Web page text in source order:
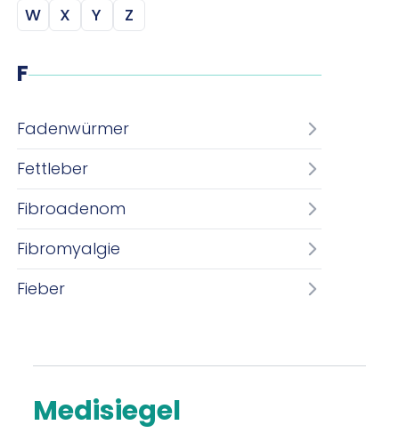
W
X Y Z
F
Fadenwürmer
Fettleber
Fibroadenom
Fibromyalgie
Fieber
Medisiegel